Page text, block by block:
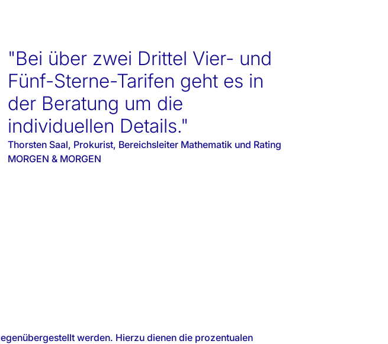
"Bei über zwei Drittel Vier- und
Fünf-Sterne-Tarifen geht es in
der Beratung um die
individuellen Details."
Thorsten Saal, Prokurist, Bereichsleiter Mathematik und Rating
MORGEN & MORGEN
werden. Hierzu dienen die prozentualen